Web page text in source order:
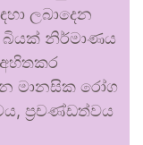
ලබාදෙන
බියක් නිර්මාණය
මානසික රෝග
ප්‍රචණ්ඩත්වය